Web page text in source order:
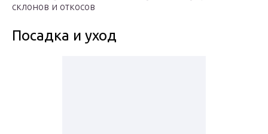
склонов и откосов
Посадка и уход